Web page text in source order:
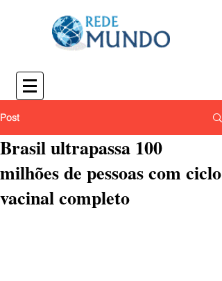
Post
Brasil ultrapassa 100
milhões de pessoas com ciclo
vacinal completo